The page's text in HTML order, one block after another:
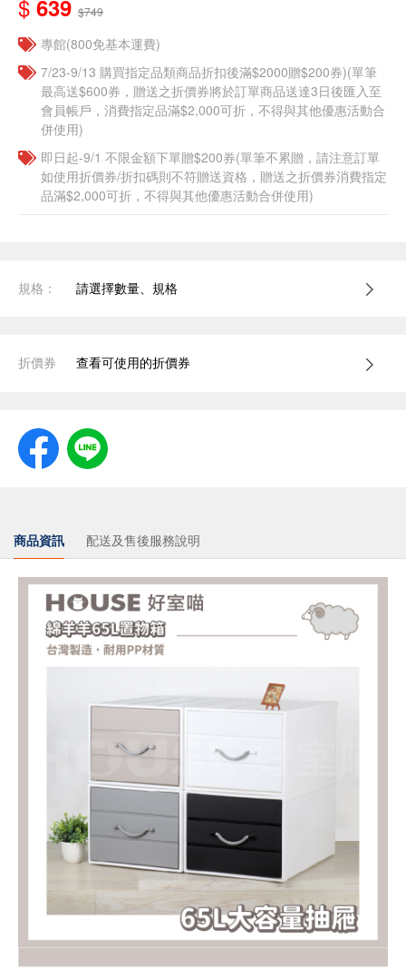
$ 639 $749
專館(800免基本運費)
7/23-9/13 購買指定品類商品折扣後滿$2000贈$200券)(單筆
最高送$600券，贈送之折價券將於訂單商品送達3日後匯入至
會員帳戶，消費指定品滿$2,000可折，不得與其他優惠活動合
併使用)
即日起-9/1 不限金額下單贈$200券(單筆不累贈，請注意訂單
如使用折價券/折扣碼則不符贈送資格，贈送之折價券消費指定
品滿$2,000可折，不得與其他優惠活動合併使用)
規格： 請選擇數量、規格
折價券 查看可使用的折價券
商品資訊 配送及售後服務說明